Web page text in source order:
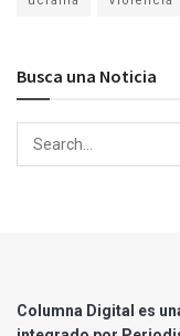
Busca una Noticia
Columna Digital es